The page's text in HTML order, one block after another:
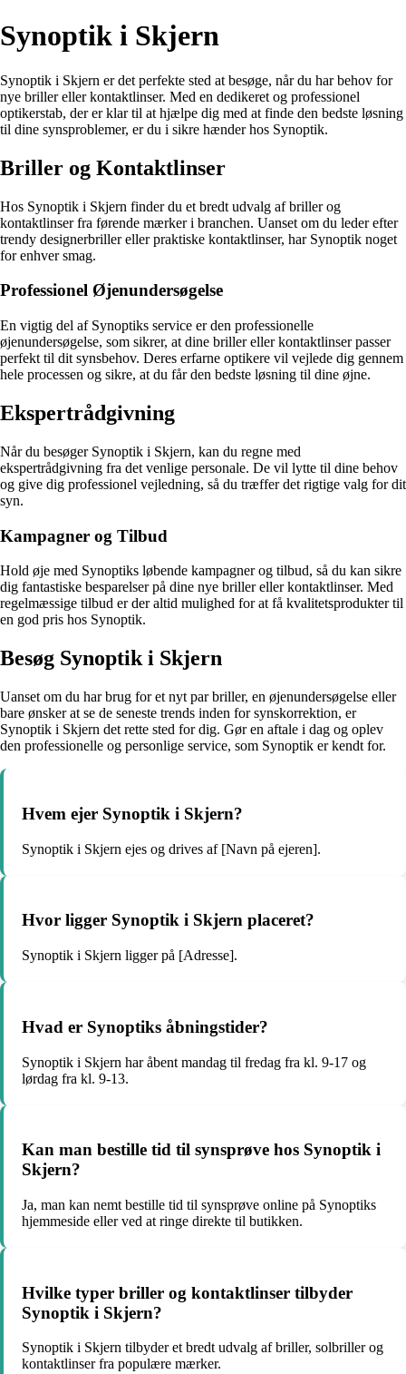
Synoptik i Skjern
Synoptik i Skjern er det perfekte sted at besøge, når du har behov for
nye briller eller kontaktlinser. Med en dedikeret og professionel
optikerstab, der er klar til at hjælpe dig med at finde den bedste løsning
til dine synsproblemer, er du i sikre hænder hos Synoptik.
Briller og Kontaktlinser
Hos Synoptik i Skjern finder du et bredt udvalg af briller og
kontaktlinser fra førende mærker i branchen. Uanset om du leder efter
trendy designerbriller eller praktiske kontaktlinser, har Synoptik noget
for enhver smag.
Professionel Øjenundersøgelse
En vigtig del af Synoptiks service er den professionelle
øjenundersøgelse, som sikrer, at dine briller eller kontaktlinser passer
perfekt til dit synsbehov. Deres erfarne optikere vil vejlede dig gennem
hele processen og sikre, at du får den bedste løsning til dine øjne.
Ekspertrådgivning
Når du besøger Synoptik i Skjern, kan du regne med
ekspertrådgivning fra det venlige personale. De vil lytte til dine behov
og give dig professionel vejledning, så du træffer det rigtige valg for dit
syn.
Kampagner og Tilbud
Hold øje med Synoptiks løbende kampagner og tilbud, så du kan sikre
dig fantastiske besparelser på dine nye briller eller kontaktlinser. Med
regelmæssige tilbud er der altid mulighed for at få kvalitetsprodukter til
en god pris hos Synoptik.
Besøg Synoptik i Skjern
Uanset om du har brug for et nyt par briller, en øjenundersøgelse eller
bare ønsker at se de seneste trends inden for synskorrektion, er
Synoptik i Skjern det rette sted for dig. Gør en aftale i dag og oplev
den professionelle og personlige service, som Synoptik er kendt for.
Hvem ejer Synoptik i Skjern?
Synoptik i Skjern ejes og drives af [Navn på ejeren].
Hvor ligger Synoptik i Skjern placeret?
Synoptik i Skjern ligger på [Adresse].
Hvad er Synoptiks åbningstider?
Synoptik i Skjern har åbent mandag til fredag fra kl. 9-17 og
lørdag fra kl. 9-13.
Kan man bestille tid til synsprøve hos Synoptik i
Skjern?
Ja, man kan nemt bestille tid til synsprøve online på Synoptiks
hjemmeside eller ved at ringe direkte til butikken.
Hvilke typer briller og kontaktlinser tilbyder
Synoptik i Skjern?
Synoptik i Skjern tilbyder et bredt udvalg af briller, solbriller og
kontaktlinser fra populære mærker.